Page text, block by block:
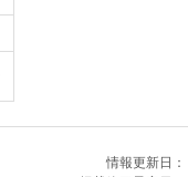
情報更新日：